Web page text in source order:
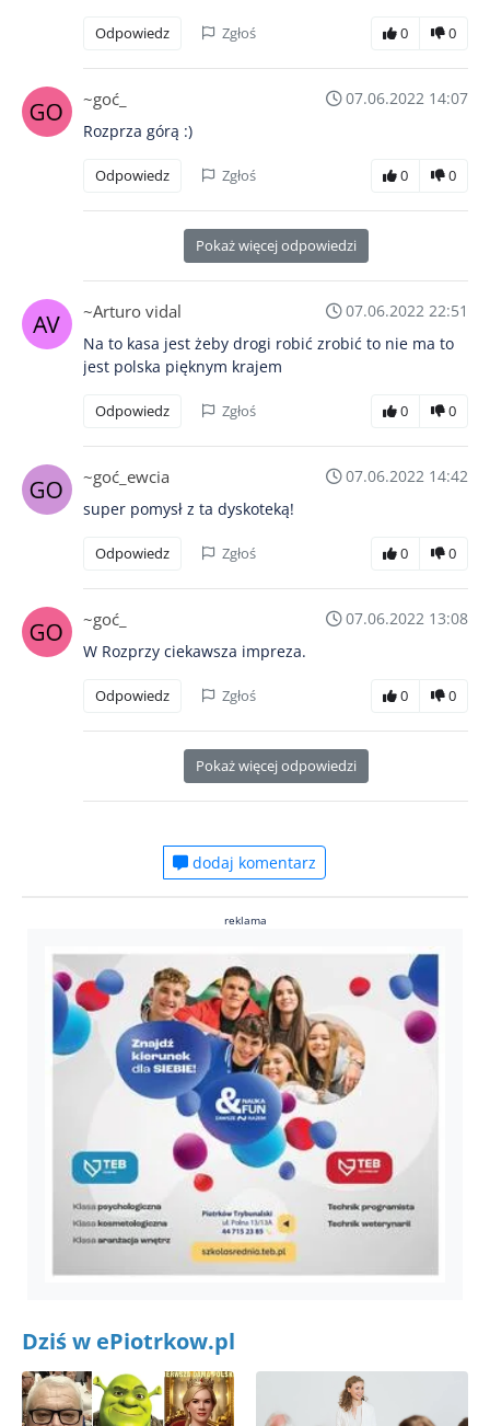
Odpowiedz Zgłoś 0 0
~goć_
07.06.2022 14:07
Rozprza górą :)
Odpowiedz Zgłoś 0 0
Pokaż więcej odpowiedzi
~Arturo vidal
07.06.2022 22:51
Na to kasa jest żeby drogi robić zrobić to nie ma to
jest polska pięknym krajem
Odpowiedz Zgłoś 0 0
~goć_ewcia
07.06.2022 14:42
super pomysł z ta dyskoteką!
Odpowiedz Zgłoś 0 0
~goć_
07.06.2022 13:08
W Rozprzy ciekawsza impreza.
Odpowiedz Zgłoś 0 0
Pokaż więcej odpowiedzi
dodaj komentarz
reklama
Dziś w ePiotrkow.pl